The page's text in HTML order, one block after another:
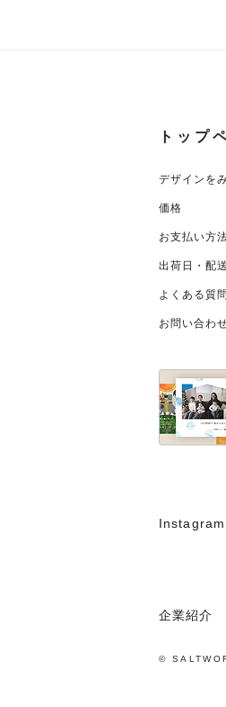
トップ
デザインを
価格
お支払い方
出荷日・配送
よくある質問
お問い合わ
Instagram
企業紹介
©